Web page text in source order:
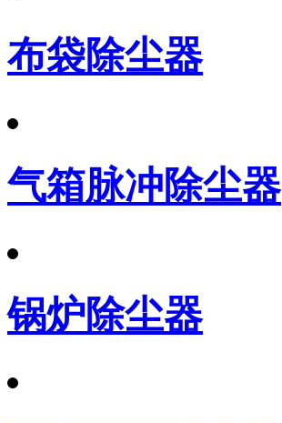
布袋除尘器
气箱脉冲除尘器
锅炉除尘器